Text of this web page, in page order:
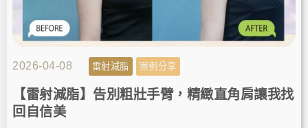
2026-04-08 雷射減脂 案例分享
【雷射減脂】告別粗壯手臂，精緻直角肩讓我找
回自信美